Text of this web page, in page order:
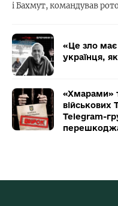
і Бахмут, командував
«Це зло має
українця,
«Хмарами»
військових
Telegram-